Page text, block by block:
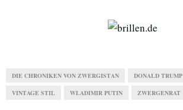
DIE CHRONIKEN VON ZWERGISTAN DONALD TRUMP
VINTAGE STIL WLADIMIR PUTIN ZWERGENRAT